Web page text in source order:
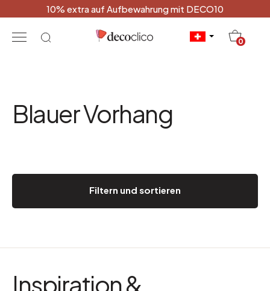
10% extra auf Aufbewahrung mit DECO10
0
Blauer Vorhang
Filtern und sortieren
Inspiration &